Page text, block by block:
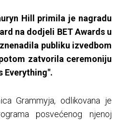
Hill primila je nagradu
na dodjeli BET Awards u
publiku izvedbom
zatvorila ceremoniju
Everything".
Grammyja, odlikovana je
posvećenog njenoj